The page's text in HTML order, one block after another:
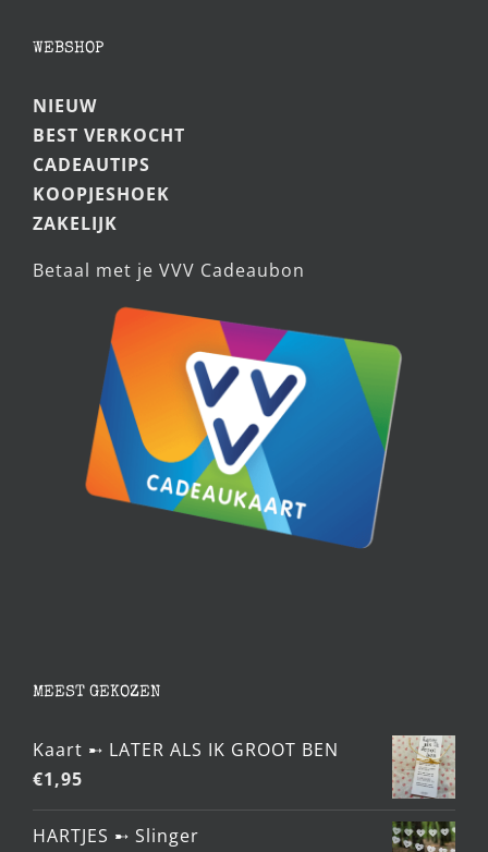
WEBSHOP
NIEUW
BEST VERKOCHT
CADEAUTIPS
KOOPJESHOEK
ZAKELIJK
Betaal met je VVV Cadeaubon
MEEST GEKOZEN
Kaart ➸ LATER ALS IK GROOT BEN
€1,95
HARTJES ➸ Slinger